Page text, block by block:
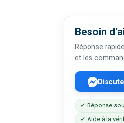
Besoin
Réponse
et les
✓ Réponse
✓ Aide à la